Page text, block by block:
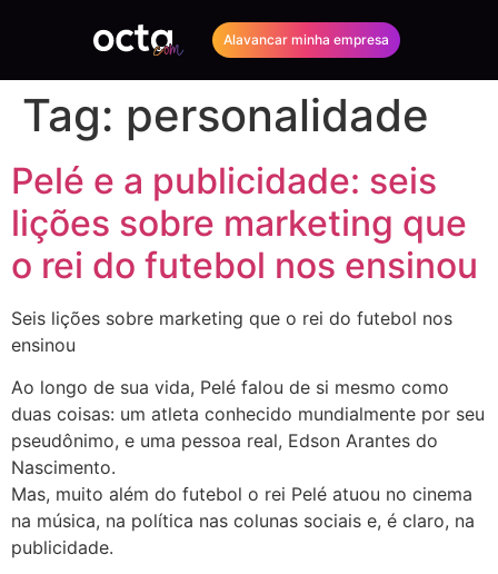
Alavancar minha empresa
Tag: personalidade
Pelé e a publicidade: seis
lições sobre marketing que
o rei do futebol nos ensinou
Seis lições sobre marketing que o rei do futebol nos
ensinou
Ao longo de sua vida, Pelé falou de si mesmo como
duas coisas: um atleta conhecido mundialmente por seu
pseudônimo, e uma pessoa real, Edson Arantes do
Nascimento.
Mas, muito além do futebol o rei Pelé atuou no cinema
na música, na política nas colunas sociais e, é claro, na
publicidade.